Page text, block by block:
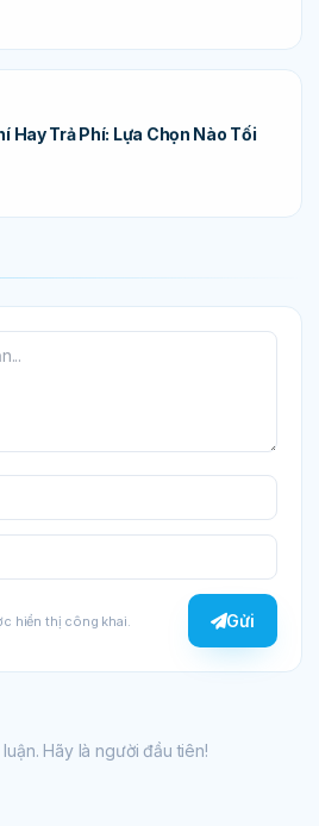
Hay Trả Phí: Lựa Chọn Nào Tối
hiển thị công khai. Gửi
Hãy là người đầu tiên!